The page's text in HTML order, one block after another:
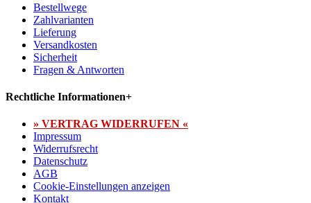
Bestellwege
Zahlvarianten
Lieferung
Versandkosten
Sicherheit
Fragen & Antworten
Rechtliche Informationen+
» VERTRAG WIDERRUFEN «
Impressum
Widerrufsrecht
Datenschutz
AGB
Cookie-Einstellungen anzeigen
Kontakt